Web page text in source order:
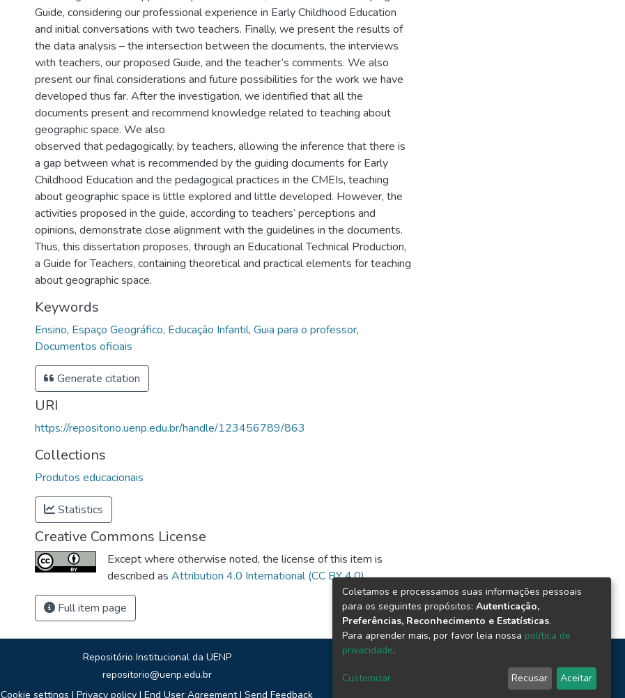
Guide, considering our professional experience in Early Childhood Education
and initial conversations with two teachers. Finally, we present the results of
the data analysis – the intersection between the documents, the interviews
with teachers, our proposed Guide, and the teacher’s comments. We also
present our final considerations and future possibilities for the work we have
developed thus far. After the investigation, we identified that all the
documents present and recommend knowledge related to teaching about
geographic space. We also
observed that pedagogically, by teachers, allowing the inference that there is
a gap between what is recommended by the guiding documents for Early
Childhood Education and the pedagogical practices in the CMEIs, teaching
about geographic space is little explored and little developed. However, the
activities proposed in the guide, according to teachers’ perceptions and
opinions, demonstrate close alignment with the guidelines in the documents.
Thus, this dissertation proposes, through an Educational Technical Production,
a Guide for Teachers, containing theoretical and practical elements for teaching
about geographic space.
Keywords
Ensino, Espaço Geográfico, Educação Infantil, Guia para o professor,
Documentos oficiais
Generate citation
URI
https://repositorio.uenp.edu.br/handle/123456789/863
Collections
Produtos educacionais
Statistics
Creative Commons License
Except where otherwise noted, the license of this item is
described as Attribution 4.0 International (CC BY 4.0)
Full item page
Repositório Institucional da UENP
repositorio@uenp.edu.br
Cookie settings | Privacy policy | End User Agreement | Send Feedback
Coletamos e processamos suas informações pessoais
para os seguintes propósitos: Autenticação,
Preferências, Reconhecimento e Estatísticas.
Para aprender mais, por favor leia nossa política de
privacidade.
Customizar Recusar Aceitar